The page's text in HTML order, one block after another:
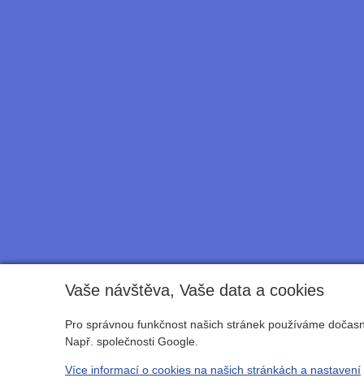
Vaše návštěva, Vaše data a cookies
Pro správnou funkčnost našich stránek používáme
Např. společnosti Google.
Více informací o cookies na našich stránkách a nastavení